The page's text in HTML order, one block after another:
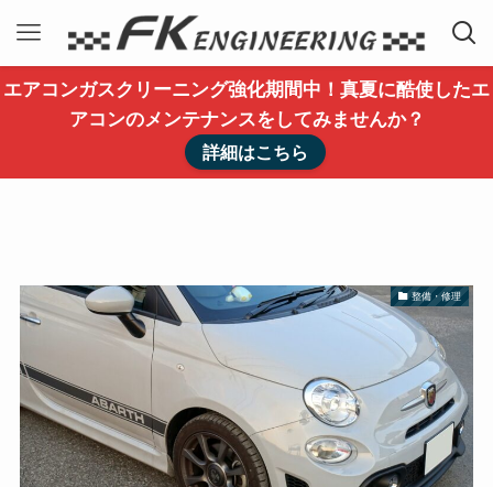
エアコンガスクリーニング強化期間中！真夏に酷使したエ
アコンのメンテナンスをしてみませんか？
詳細はこちら
整備・修理